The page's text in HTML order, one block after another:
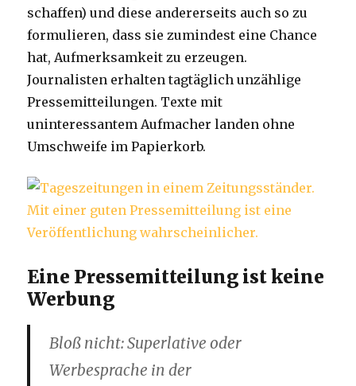
schaffen) und diese andererseits auch so zu
formulieren, dass sie zumindest eine Chance
hat, Aufmerksamkeit zu erzeugen.
Journalisten erhalten tagtäglich unzählige
Pressemitteilungen. Texte mit
uninteressantem Aufmacher landen ohne
Umschweife im Papierkorb.
Eine Pressemitteilung ist keine
Werbung
Bloß nicht: Superlative oder
Werbesprache in der